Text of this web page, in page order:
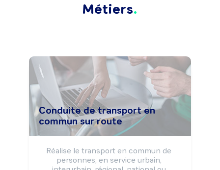
Métiers
Conduite de transport en
commun sur route
Réalise le transport en commun de
personnes, en service urbain,